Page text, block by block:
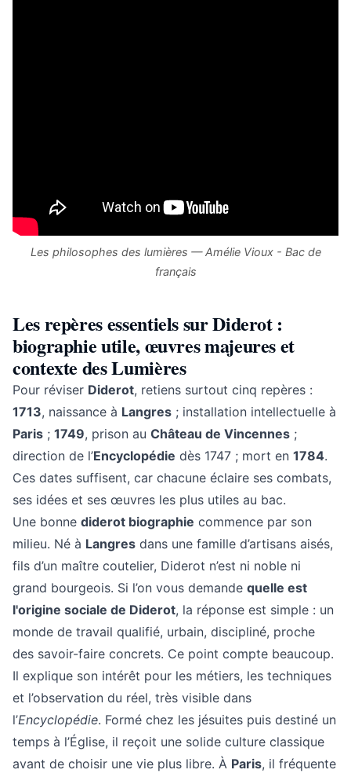
Les philosophes des lumières — Amélie Vioux - Bac de
français
Les repères essentiels sur Diderot :
biographie utile, œuvres majeures et
contexte des Lumières
Pour réviser Diderot, retiens surtout cinq repères :
1713, naissance à Langres ; installation intellectuelle à
Paris ; 1749, prison au Château de Vincennes ;
direction de l’Encyclopédie dès 1747 ; mort en 1784.
Ces dates suffisent, car chacune éclaire ses combats,
ses idées et ses œuvres les plus utiles au bac.
Une bonne diderot biographie commence par son
milieu. Né à Langres dans une famille d’artisans aisés,
fils d’un maître coutelier, Diderot n’est ni noble ni
grand bourgeois. Si l’on vous demande quelle est
l'origine sociale de Diderot, la réponse est simple : un
monde de travail qualifié, urbain, discipliné, proche
des savoir-faire concrets. Ce point compte beaucoup.
Il explique son intérêt pour les métiers, les techniques
et l’observation du réel, très visible dans
l’Encyclopédie. Formé chez les jésuites puis destiné un
temps à l’Église, il reçoit une solide culture classique
avant de choisir une vie plus libre. À Paris, il fréquente